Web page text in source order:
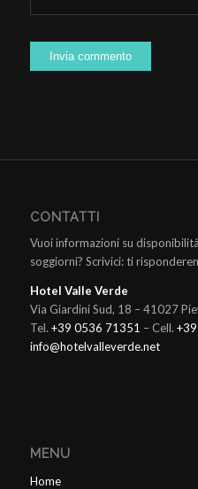
CONTATTI
Vuoi informazioni su
soggiorni? Scrivici: ti
Hotel Valle Verde
Via Giardini Sud, 18 – 41027
Tel. +39 0536 71351 – Cell.
info@hotelvalleverde.net
MENU
Home